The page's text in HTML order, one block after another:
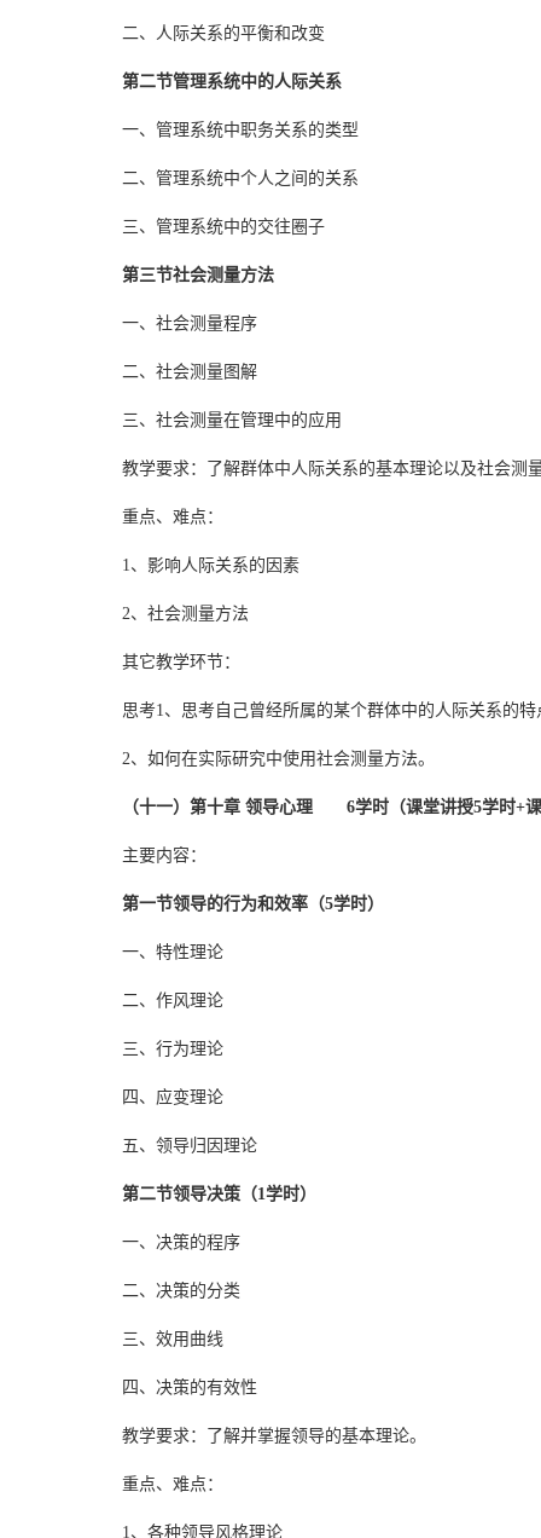
二、人际关系的平衡和改变
第二节管理系统中的人际关系
一、管理系统中职务关系的类型
二、管理系统中个人之间的关系
三、管理系统中的交往圈子
第三节社会测量方法
一、社会测量程序
二、社会测量图解
三、社会测量在管理中的应用
教学要求：了解群体中人际关系的基本理论以及社会测
重点、难点：
1、影响人际关系的因素
2、社会测量方法
其它教学环节：
思考1、思考自己曾经所属的某个群体中的人际关系的特
2、如何在实际研究中使用社会测量方法。
（十一）第十章 领导心理 6学时（课堂讲授5学时+
主要内容：
第一节领导的行为和效率（5学时）
一、特性理论
二、作风理论
三、行为理论
四、应变理论
五、领导归因理论
第二节领导决策（1学时）
一、决策的程序
二、决策的分类
三、效用曲线
四、决策的有效性
教学要求：了解并掌握领导的基本理论。
重点、难点：
1、各种领导风格理论